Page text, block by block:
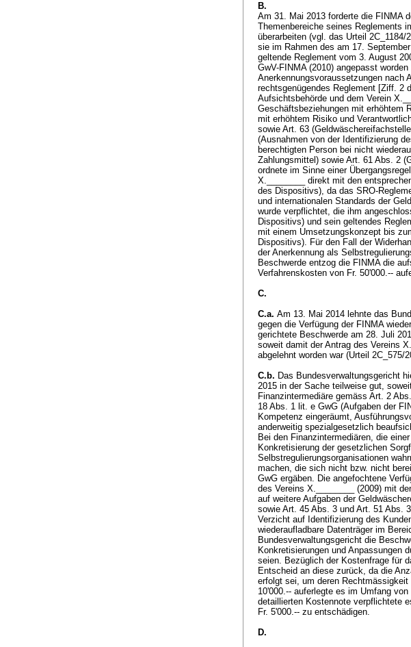
B.
Am 31. Mai 2013 forderte die FINMA
Themenbereiche seines Reglements
überarbeiten (vgl. das Urteil
sie im Rahmen des am 17.
geltende Reglement vom 3. August
GwV-FINMA (2010) angepasst
Anerkennungsvoraussetzungen nach
rechtsgenügendes Reglement [Ziff. 2
Aufsichtsbehörde und dem Verein
Geschäftsbeziehungen mit erhöhtem
mit erhöhtem Risiko und
sowie Art. 63
(Ausnahmen von der Identifizierung
berechtigten Person bei nicht
Zahlungsmittel) sowie Art. 61 Abs. 2
ordnete im Sinne einer
X.________ direkt mit den
des Dispositivs), da das SRO-
und internationalen Standards der
wurde verpflichtet, die ihm
Dispositivs) und sein geltendes
mit einem Umsetzungskonzept bis
Dispositivs). Für den Fall der
der Anerkennung als
Beschwerde entzog die FINMA die
Verfahrenskosten von Fr. 50'000.--
C.
C.a. Am 13. Mai 2014 lehnte das
gegen die Verfügung der FINMA
gerichtete Beschwerde am 28. Juli
soweit damit der Antrag des Vereins
abgelehnt worden war (Urteil 2C_575/
C.b. Das Bundesverwaltungsgericht
2015 in der Sache teilweise gut,
Finanzintermediäre gemäss Art. 2
18 Abs. 1 lit. e GwG (Aufgaben der
Kompetenz eingeräumt,
anderweitig spezialgesetzlich
Bei den Finanzintermediären, die
Konkretisierung der gesetzlichen
Selbstregulierungsorganisationen
machen, die sich nicht bzw. nicht
GwG ergäben. Die angefochtene
des Vereins X.________ (2009) mit
auf weitere Aufgaben der
sowie Art. 45 Abs. 3 und Art. 51 Abs.
Verzicht auf Identifizierung des
wiederaufladbare Datenträger im
Bundesverwaltungsgericht die
Konkretisierungen und Anpassungen
seien. Bezüglich der Kostenfrage für
Entscheid an diese zurück, da die
erfolgt sei, um deren
10'000.-- auferlegte es im Umfang
detaillierten Kostennote verpflichtete
Fr. 5'000.-- zu entschädigen.
D.